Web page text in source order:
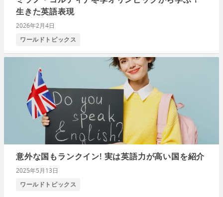
生きた英語表現
2026年2月4日
ワールドトピックス
意外な国もランクイン! 実は英語力が高い国を紹介
2025年5月13日
ワールドトピックス